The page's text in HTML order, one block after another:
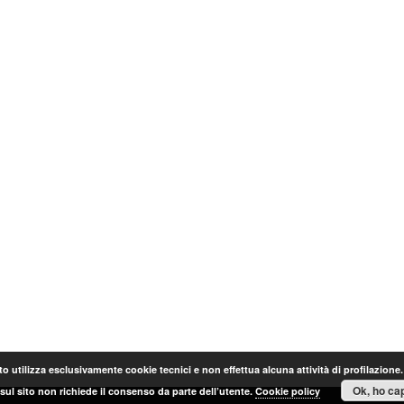
utilizza esclusivamente cookie tecnici e non effettua alcuna attività di
sul sito non richiede il consenso da parte dell’utente.Cookie policy Ok, ho